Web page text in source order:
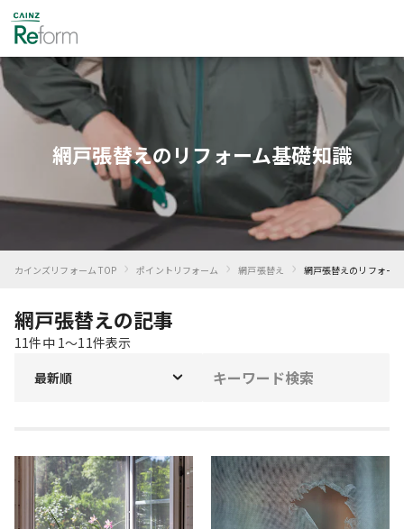
網戸張替えのリフォーム基礎知識
カインズリフォーム TOP › ポイントリフォーム › 網戸張替え › 網戸張替えのリフォー
網戸張替えの記事
11件中 1〜11件表示
最新順